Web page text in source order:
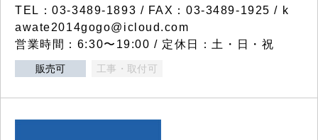
TEL：03-3489-1893 / FAX：03-3489-1925 / k
awate2014gogo@icloud.com
営業時間：6:30〜19:00 / 定休日：土・日・祝
販売可 工事・取付可